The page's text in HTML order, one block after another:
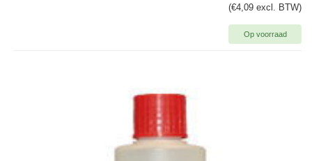
(€4,09 excl. BTW)
Op voorraad